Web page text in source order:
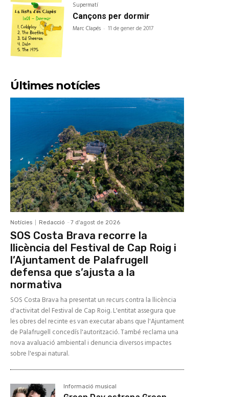
Supermatí
Cançons per dormir
Marc Clapés - 11 de gener de 2017
Últimes notícies
Notícies Redacció - 7 d'agost de 2026
SOS Costa Brava recorre la
llicència del Festival de Cap Roig i
l’Ajuntament de Palafrugell
defensa que s’ajusta a la
normativa
SOS Costa Brava ha presentat un recurs contra la llicència
d'activitat del Festival de Cap Roig. L'entitat assegura que
les obres del recinte es van executar abans que l'Ajuntament
de Palafrugell concedís l'autorització. També reclama una
nova avaluació ambiental i denuncia diversos impactes
sobre l'espai natural.
Informació musical